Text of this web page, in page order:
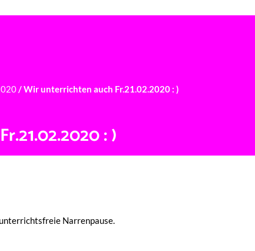
: )
/Wir unterrichten auch Fr.21.02.2020 : )
Narrenpause.